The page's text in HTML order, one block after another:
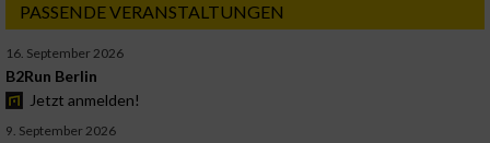
PASSENDE VERANSTALTUNGEN
16. September 2026
B2Run Berlin
Jetzt anmelden!
9. September 2026